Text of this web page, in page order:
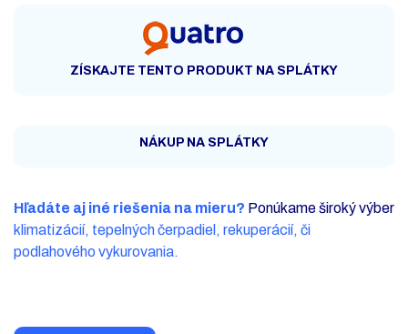
ZÍSKAJTE TENTO PRODUKT NA SPLÁTKY
NÁKUP NA SPLÁTKY
Hľadáte aj iné riešenia na mieru? Ponúkame široký výber
klimatizácií, tepelných čerpadiel, rekuperácií, či
podlahového vykurovania.